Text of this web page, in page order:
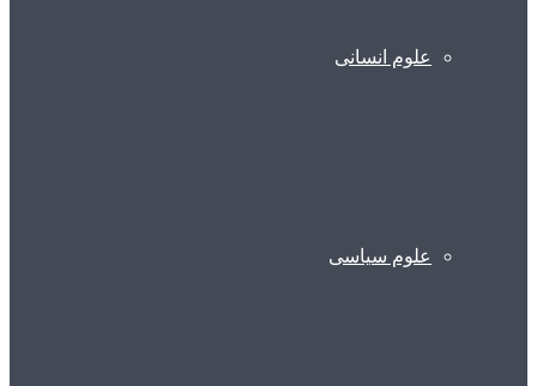
علوم انسانی
علوم سیاسی